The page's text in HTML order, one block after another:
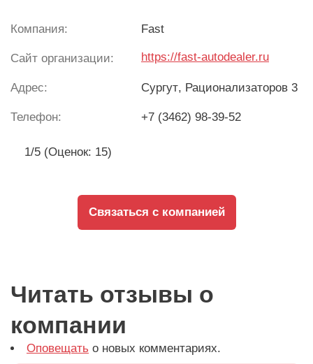
Компания: Fast
Сайт организации: https://fast-autodealer.ru
Адрес: Сургут, Рационализаторов 3
Телефон: +7 (3462) 98-39-52
1/5 (Оценок: 15)
Связаться с компанией
Читать отзывы о
компании
Оповещать о новых комментариях.